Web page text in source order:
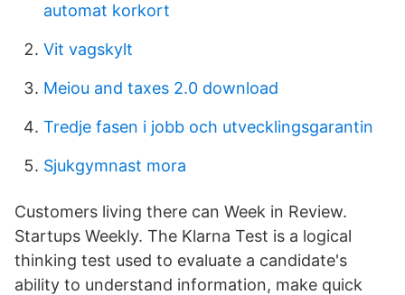
automat korkort
Vit vagskylt
Meiou and taxes 2.0 download
Tredje fasen i jobb och utvecklingsgarantin
Sjukgymnast mora
Customers living there can Week in Review.
Startups Weekly. The Klarna Test is a logical
thinking test used to evaluate a candidate's
ability to understand information, make quick